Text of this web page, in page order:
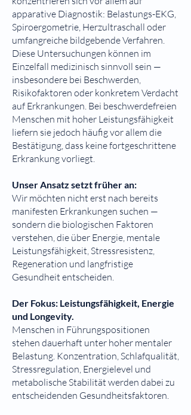
apparative Diagnostik: Belastungs-EKG,
Spiroergometrie, Herzultraschall oder
umfangreiche bildgebende Verfahren.
Diese Untersuchungen können im
Einzelfall medizinisch sinnvoll sein —
insbesondere bei Beschwerden,
Risikofaktoren oder konkretem Verdacht
auf Erkrankungen. Bei beschwerdefreien
Menschen mit hoher Leistungsfähigkeit
liefern sie jedoch häufig vor allem die
Bestätigung, dass keine fortgeschrittene
Erkrankung vorliegt.
Unser Ansatz setzt früher an:
Wir möchten nicht erst nach bereits
manifesten Erkrankungen suchen —
sondern die biologischen Faktoren
verstehen, die über Energie, mentale
Leistungsfähigkeit, Stressresistenz,
Regeneration und langfristige
Gesundheit entscheiden.
Der Fokus: Leistungsfähigkeit, Energie
und Longevity.
Menschen in Führungspositionen
stehen dauerhaft unter hoher mentaler
Belastung. Konzentration, Schlafqualität,
Stressregulation, Energielevel und
metabolische Stabilität werden dabei zu
entscheidenden Gesundheitsfaktoren.